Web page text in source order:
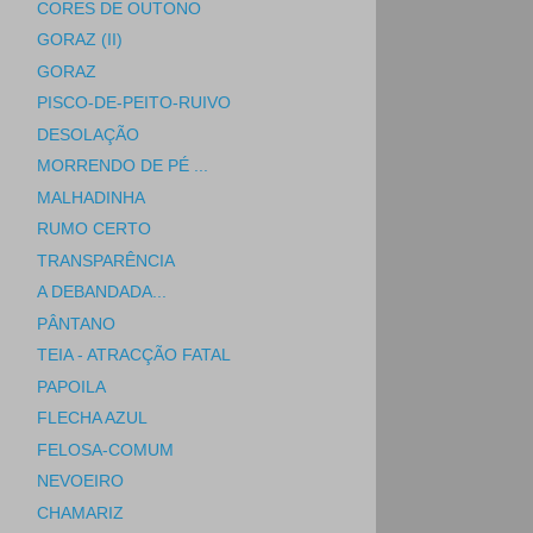
CORES DE OUTONO
GORAZ (II)
GORAZ
PISCO-DE-PEITO-RUIVO
DESOLAÇÃO
MORRENDO DE PÉ ...
MALHADINHA
RUMO CERTO
TRANSPARÊNCIA
A DEBANDADA...
PÂNTANO
TEIA - ATRACÇÃO FATAL
PAPOILA
FLECHA AZUL
FELOSA-COMUM
NEVOEIRO
CHAMARIZ